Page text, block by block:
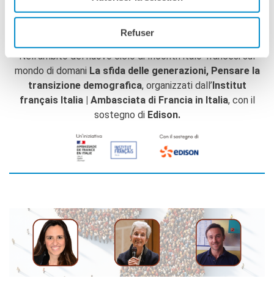
Refuser
genere e ai diritti riproduttivi in una società in
continuo cambiamento.
Nell’ambito del nuovo ciclo di Incontri italo-francesi sul
mondo di domani La sfida delle generazioni, Pensare la
transizione demografica, organizzati dall’Institut
français Italia | Ambasciata di Francia in Italia, con il
sostegno di Edison.